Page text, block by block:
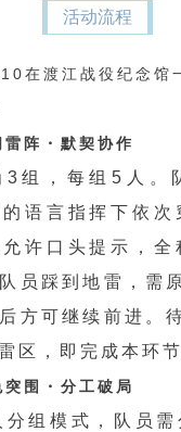
活动流程
在渡江战役纪念馆
阵・默契协作
3组，每组5人。
语言指挥下依次
许口头提示，全
员踩到地雷，需
方可继续前进。
区，即完成本环节
围・分工破局
组模式，队员需